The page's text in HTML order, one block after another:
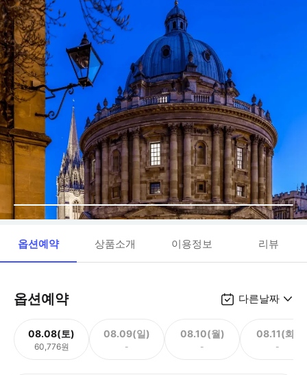
옵션예약 상품소개 이용정보 리뷰
옵션예약 다른날짜
08.08(토)
60,776원
08.09(일)
-
08.10(월)
-
08.11(화)
-